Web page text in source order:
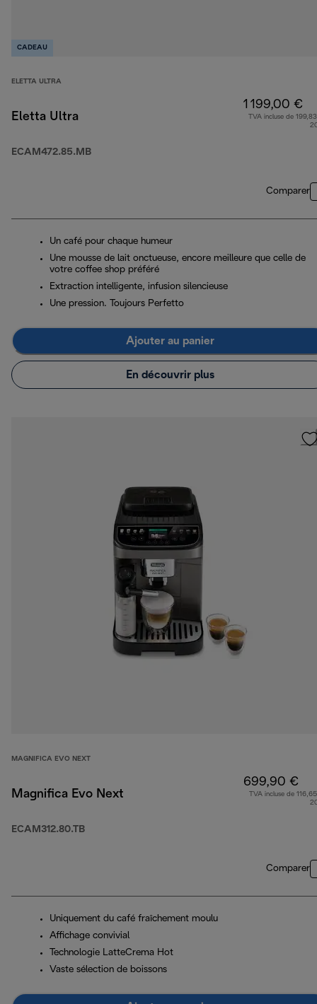
CADEAU
ELETTA ULTRA
Eletta Ultra
ECAM472.85.MB
1 199,00 €
TVA incluse de
Comparer
Un café pour chaque humeur
Une mousse de lait onctueuse, encore meilleure que celle de
votre coffee shop préféré
Extraction intelligente, infusion silencieuse
Une pression. Toujours Perfetto
Ajouter au panier
En découvrir plus
MAGNIFICA EVO NEXT
Magnifica Evo Next
ECAM312.80.TB
699,90 €
TVA incluse de
Comparer
Uniquement du café fraîchement moulu
Affichage convivial
Technologie LatteCrema Hot
Vaste sélection de boissons